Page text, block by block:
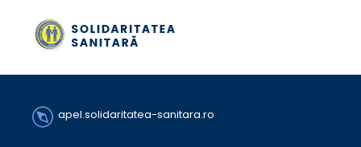
apel.solidaritatea-sanitara.ro